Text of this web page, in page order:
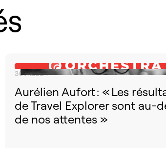
30.11.2024
Aurélien Aufort : « Les
de Travel Explorer sont au-
de nos attentes »